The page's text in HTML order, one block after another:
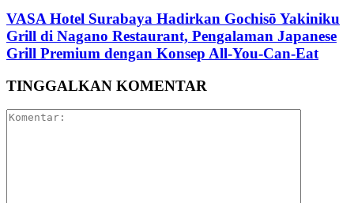
VASA Hotel Surabaya Hadirkan Gochisō Yakiniku
Grill di Nagano Restaurant, Pengalaman Japanese
Grill Premium dengan Konsep All-You-Can-Eat
TINGGALKAN KOMENTAR